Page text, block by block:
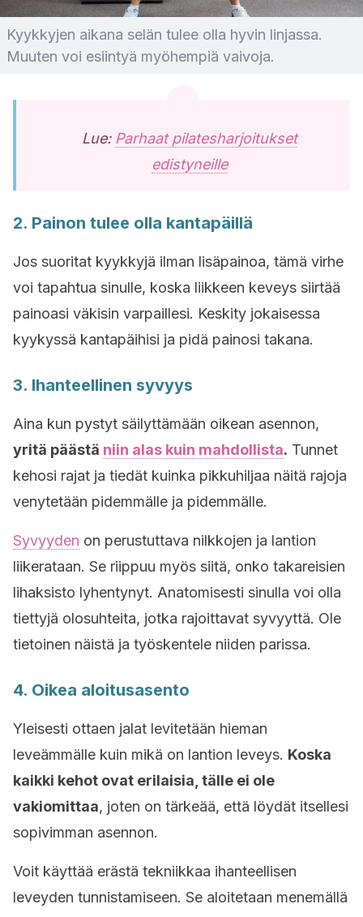
Kyykkyjen aikana selän tulee olla hyvin linjassa.
Muuten voi esiintyä myöhempiä vaivoja.
Lue: Parhaat pilatesharjoitukset
edistyneille
2. Painon tulee olla kantapäillä
Jos suoritat kyykkyjä ilman lisäpainoa, tämä virhe
voi tapahtua sinulle, koska liikkeen keveys siirtää
painoasi väkisin varpaillesi. Keskity jokaisessa
kyykyssä kantapäihisi ja pidä painosi takana.
3. Ihanteellinen syvyys
Aina kun pystyt säilyttämään oikean asennon,
yritä päästä niin alas kuin mahdollista. Tunnet
kehosi rajat ja tiedät kuinka pikkuhiljaa näitä rajoja
venytetään pidemmälle ja pidemmälle.
Syvyyden on perustuttava nilkkojen ja lantion
liikerataan. Se riippuu myös siitä, onko takareisien
lihaksisto lyhentynyt. Anatomisesti sinulla voi olla
tiettyjä olosuhteita, jotka rajoittavat syvyyttä. Ole
tietoinen näistä ja työskentele niiden parissa.
4. Oikea aloitusasento
Yleisesti ottaen jalat levitetään hieman
leveämmälle kuin mikä on lantion leveys. Koska
kaikki kehot ovat erilaisia, tälle ei ole
vakiomittaa, joten on tärkeää, että löydät itsellesi
sopivimman asennon.
Voit käyttää erästä tekniikkaa ihanteellisen
leveyden tunnistamiseen. Se aloitetaan menemällä